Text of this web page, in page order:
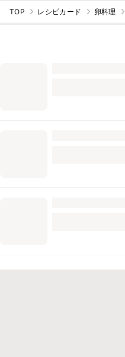
TOP レシピカード 卵料理